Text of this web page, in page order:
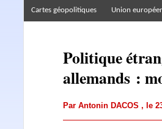
Cartes géopolitiques Union
Politique
allemands :
Par Antonin DACOS , le